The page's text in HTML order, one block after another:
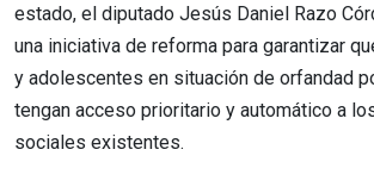
estado, el diputado Jesús Daniel Razo
una iniciativa de reforma para garantizar
y adolescentes en situación de orfandad
tengan acceso prioritario y automático a
sociales existentes.